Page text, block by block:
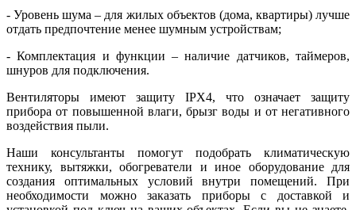
- Уровень шума – для жилых объектов (дома, квартиры) лучше
отдать предпочтение менее шумным устройствам;
- Комплектация и функции – наличие датчиков, таймеров,
шнуров для подключения.
Вентиляторы имеют защиту IPX4, что означает защиту
прибора от повышенной влаги, брызг воды и от негативного
воздействия пыли.
Наши консультанты помогут подобрать климатическую
технику, вытяжки, обогреватели и иное оборудование для
создания оптимальных условий внутри помещений. При
необходимости можно заказать приборы с доставкой и